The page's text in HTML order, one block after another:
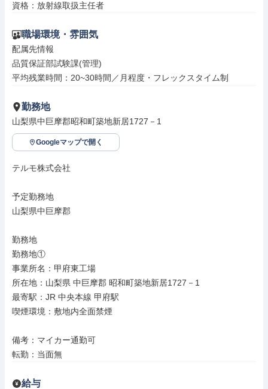
資格：放射線取扱主任者
職場環境・雰囲気
配属先情報
品質保証部試験課(管理)
平均残業時間：20~30時間／月程度・フレックスタイム制
勤務地
山梨県中巨摩郡昭和町築地新居1727－1
Googleマップで開く
テルモ株式会社
予定勤務地
山梨県中巨摩郡
勤務地
勤務地①
事業所名：甲府東工場
所在地：山梨県 中巨摩郡 昭和町築地新居1727－1
最寄駅：JR 中央本線 甲府駅
喫煙環境：敷地内全面禁煙
備考：マイカー通勤可
転勤：当面無
給与